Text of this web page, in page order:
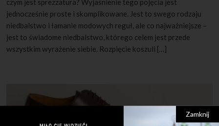
czym jest sprezzatura? Wyjaśnienie tego pojęcia jest
jednocześnie proste i skomplikowane. Jest to swego rodzaju
niedbalstwo i łamanie modowych reguł, ale co najważniejsze –
jest to świadome niedbalstwo, którego celem jest przede
wszystkim wyrażenie siebie. Rozpięcie koszuli […]
Zamknij